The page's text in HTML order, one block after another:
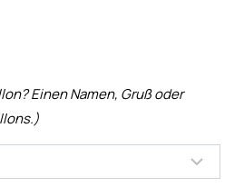
Einen Namen, Gruß oder